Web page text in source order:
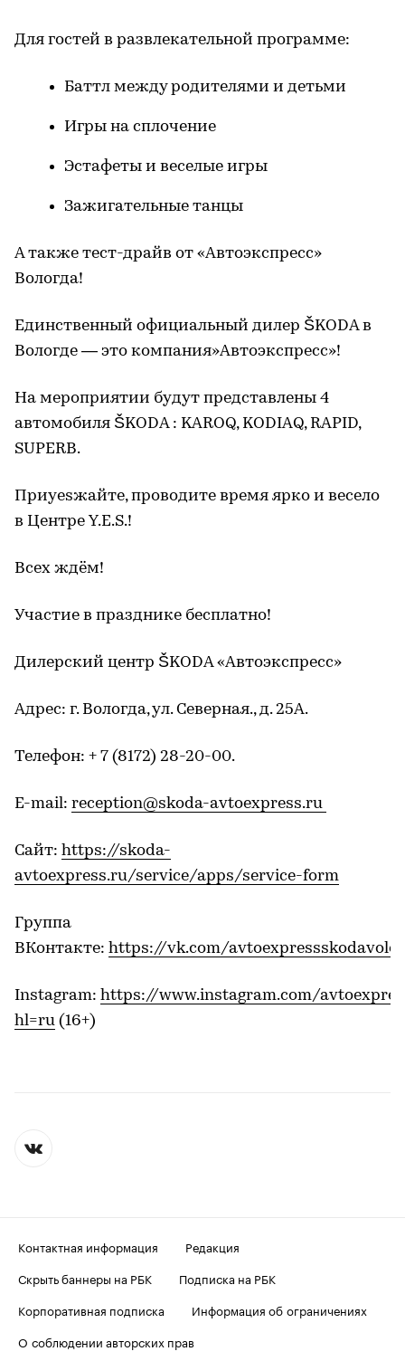
Для гостей в развлекательной программе:
Баттл между родителями и детьми
Игры на сплочение
Эстафеты и веселые игры
Зажигательные танцы
А также тест-драйв от «Автоэкспресс»
Вологда!
Единственный официальный дилер ŠKODA в
Вологде — это компания»Автоэкспресс»!
На мероприятии будут представлены 4
автомобиля ŠKODA : KAROQ, KODIAQ, RAPID,
SUPERB.
Приyesжайте, проводите время ярко и весело
в Центре Y.E.S.!
Всех ждём!
Участие в празднике бесплатно!
Дилерский центр ŠKODA «Автоэкспресс»
Адрес: г. Вологда, ул. Северная., д. 25А.
Телефон: + 7 (8172) 28-20-00.
E-mail: reception@skoda-avtoexpress.ru
Сайт: https://skoda-
avtoexpress.ru/service/apps/service-form
Группа
ВКонтакте: https://vk.com/
Instagram: https://www.instagram.com/
hl=ru (16+)
Контактная информация
Редакция
Скрыть баннеры на РБК
Подписка на РБК
Корпоративная подписка
Информация об ограничениях
О соблюдении авторских прав